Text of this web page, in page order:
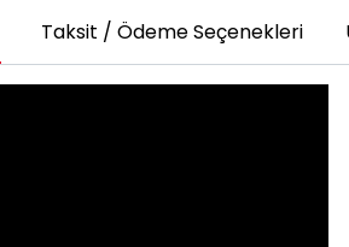
Taksit / Ödeme Seçenekleri